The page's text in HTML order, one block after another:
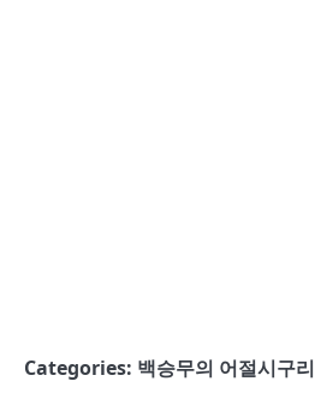
Categories: 백승무의 어절시구리